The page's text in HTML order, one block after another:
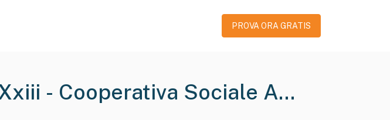
PROVA ORA GRATIS
- Cooperativa Sociale A